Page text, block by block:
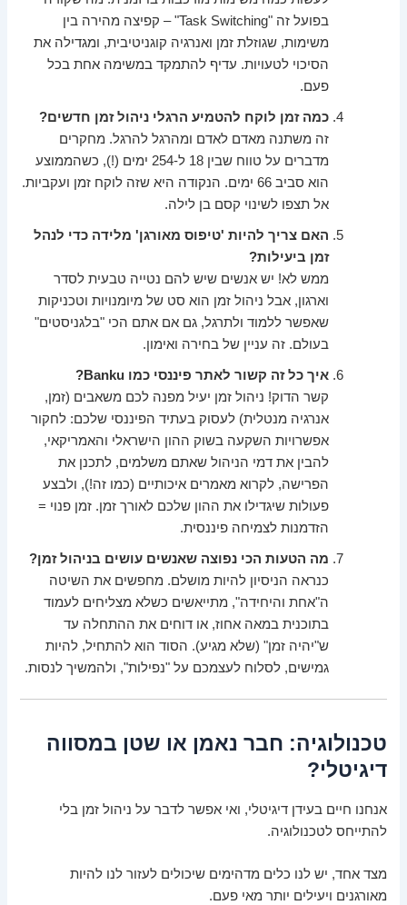
בפועל זה "Task Switching" – קפיצה מהירה בין
משימות, שגוזלת זמן ואנרגיה קוגניטיבית, ומגדילה את
הסיכוי לטעויות. עדיף להתמקד במשימה אחת בכל
פעם.
כמה זמן לוקח להטמיע הרגלי ניהול זמן חדשים?
זה משתנה מאדם לאדם ומהרגל להרגל. מחקרים
מדברים על טווח שבין 18 ל-254 ימים (!), כשהממוצע
הוא סביב 66 ימים. הנקודה היא שזה לוקח זמן ועקביות.
אל תצפו לשינוי קסם בן לילה.
האם צריך להיות 'טיפוס מאורגן' מלידה כדי לנהל
זמן ביעילות?
ממש לא! יש אנשים שיש להם נטייה טבעית לסדר
וארגון, אבל ניהול זמן הוא סט של מיומנויות וטכניקות
שאפשר ללמוד ולתרגל, גם אם אתם הכי "בלגניסטים"
בעולם. זה עניין של בחירה ואימון.
איך כל זה קשור לאתר פיננסי כמו Banku?
קשר הדוק! ניהול זמן יעיל מפנה לכם משאבים (זמן,
אנרגיה מנטלית) לעסוק בעתיד הפיננסי שלכם: לחקור
אפשרויות השקעה בשוק ההון הישראלי והאמריקאי,
להבין את דמי הניהול שאתם משלמים, לתכנן את
הפרישה, לקרוא מאמרים איכותיים (כמו זה!), ולבצע
פעולות שיגדילו את ההון שלכם לאורך זמן. זמן פנוי =
הזדמנות לצמיחה פיננסית.
מה הטעות הכי נפוצה שאנשים עושים בניהול זמן?
כנראה הניסיון להיות מושלם. מחפשים את השיטה
ה"אחת והיחידה", מתייאשים כשלא מצליחים לעמוד
בתוכנית במאה אחוז, או דוחים את ההתחלה עד
ש"יהיה זמן" (שלא מגיע). הסוד הוא להתחיל, להיות
גמישים, לסלוח לעצמכם על "נפילות", ולהמשיך לנסות.
טכנולוגיה: חבר נאמן או שטן במסווה
דיגיטלי?
אנחנו חיים בעידן דיגיטלי, ואי אפשר לדבר על ניהול זמן בלי
להתייחס לטכנולוגיה.
מצד אחד, יש לנו כלים מדהימים שיכולים לעזור לנו להיות
מאורגנים ויעילים יותר מאי פעם.